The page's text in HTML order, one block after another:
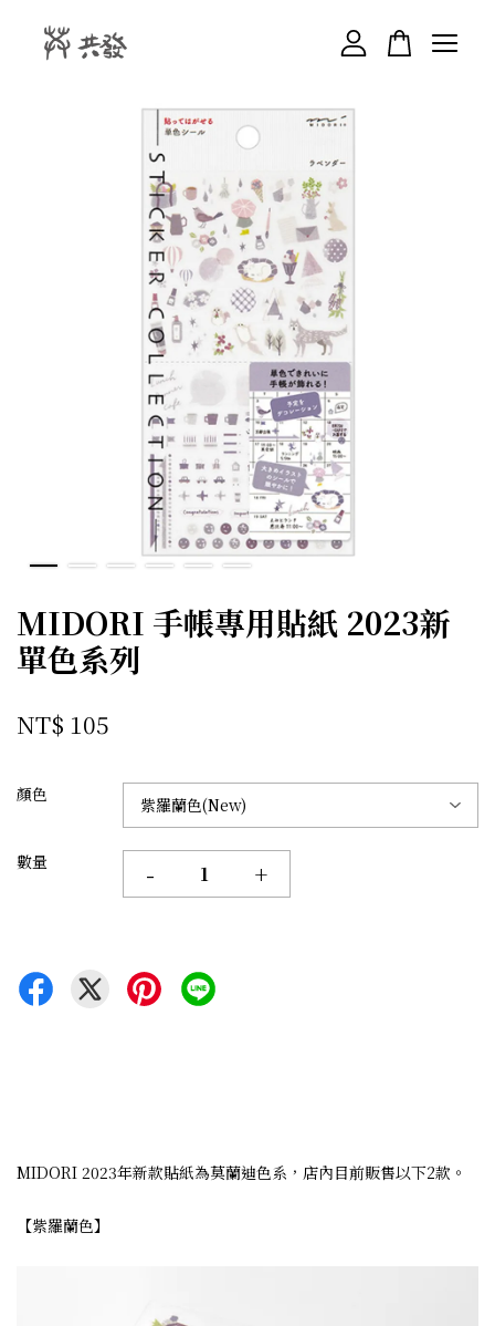
MIDORI 手帳專用貼紙 2023新
單色系列
NT$ 105
顏色
數量 - +
MIDORI 2023年新款貼紙為莫蘭迪色系，店內目前販售以下2款。
【紫羅蘭色】
您的購物車目前還是空的。
繼續購物